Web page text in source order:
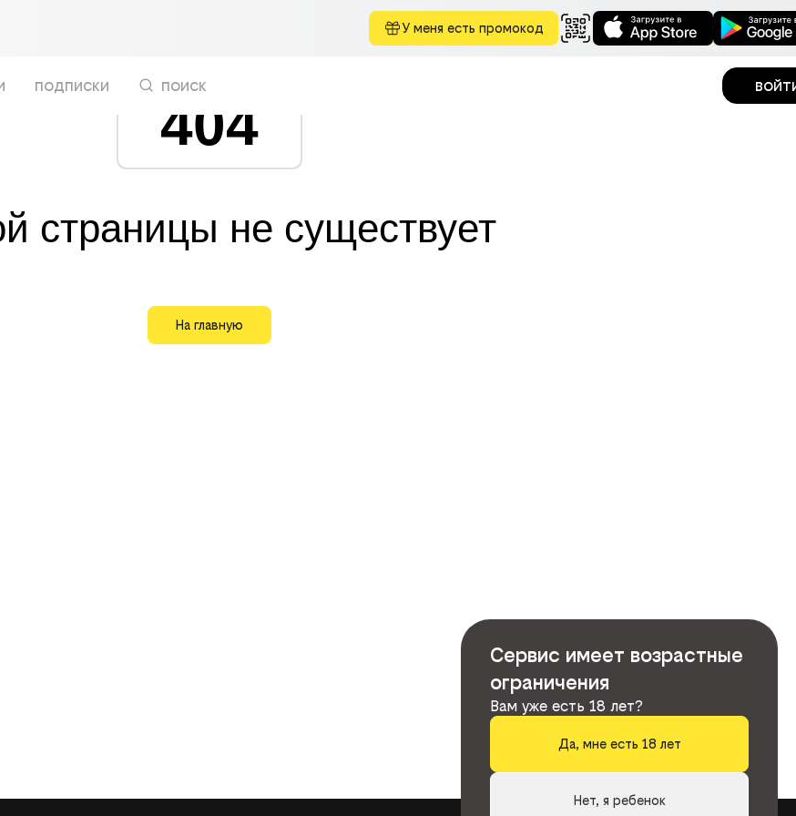
У меня есть промокод
подписки поиск
404
страницы не существует
На главную
Сервис имеет возрастные
ограничения
Вам уже есть 18 лет?
Да, мне есть 18 лет
Нет, я ребенок